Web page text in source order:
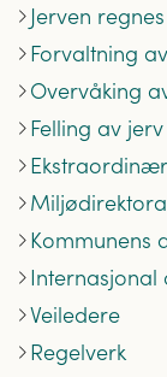
Jerven
Forvaltning
Overvåking
Felling av jerv
Kommunens
Internasjonal
Veiledere
Regelverk